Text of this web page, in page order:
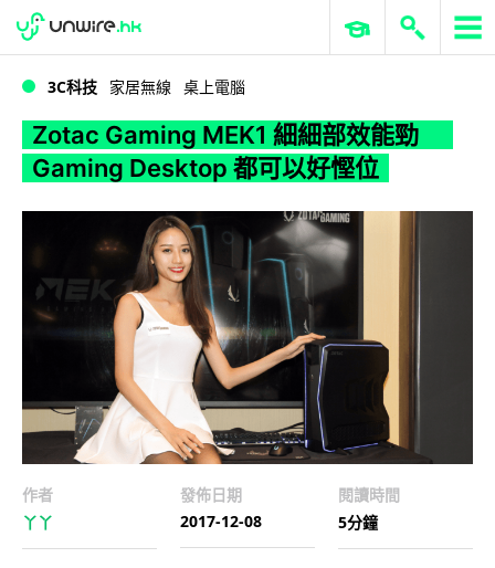
WWDC 2026 ERP 與商業 AI
3C科技 家居無線 桌上電腦
Zotac Gaming MEK1 細細部效能勁
Gaming Desktop 都可以好慳位
作者
丫丫
發佈日期
2017-12-08
閱讀時間
5分鐘